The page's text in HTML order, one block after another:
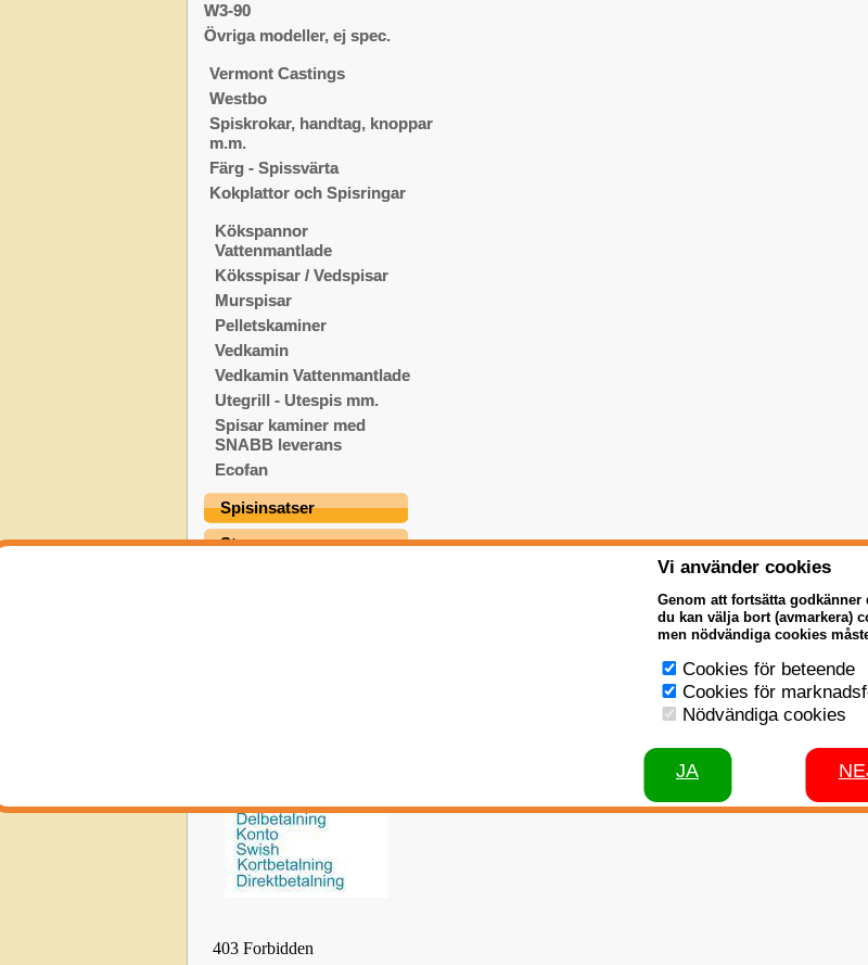
W3-90
Övriga modeller, ej spec.
Vermont Castings
Westbo
Spiskrokar, handtag, knoppar
m.m.
Färg - Spissvärta
Kokplattor och Spisringar
Kökspannor
Vattenmantlade
Köksspisar / Vedspisar
Murspisar
Pelletskaminer
Vedkamin
Vedkamin Vattenmantlade
Utegrill - Utespis mm.
Spisar kaminer med
SNABB leverans
Ecofan
Spisinsatser
Stegar
Vi använder cookies
Genom att fortsätta
du kan välja bort (avmarkera)
men nödvändiga cookies
Cookies för beteende
Cookies för
Nödvändiga cookies
JA